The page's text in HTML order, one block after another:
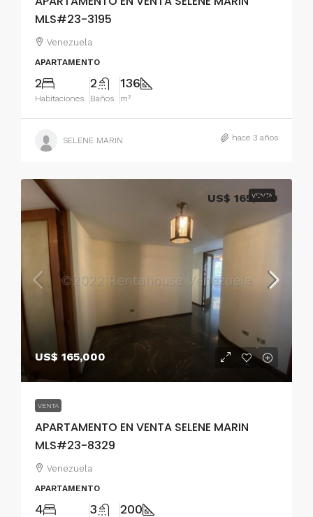
MLS#23-3195
Venezuela
APARTAMENTO
2
Habitaciones
2
Baños
136
m²
SELENE MARIN hace 3 años
VENTA
US$ 165,000
VENTA
APARTAMENTO EN VENTA SELENE MARIN
MLS#23-8329
US$ 165,000
Venezuela
APARTAMENTO
4 3 200